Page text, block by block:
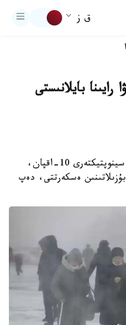
ق ز
رايىنا بايلانىستى
استانا. قازاقپارات - قازگيدرومەت سينوپتيكتەرى 10-اقپان،
ەسكەرتتى، دەپ